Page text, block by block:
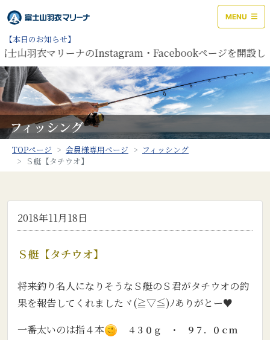
MENU
【本日のお知らせ】
山羽衣マリーナのInstagram・Facebookページを開設しま
フィッシング
TOPページ 会員様専用ページ
フィッシング
Ｓ艇【タチウオ】
2018年11月18日
Ｓ艇【タチウオ】
将来釣り名人になりそうなＳ艇のＳ君がタチウオの釣
果を報告してくれましたヾ(≧▽≦)ﾉありがとー♥
一番太いのは指４本
４３０ｇ ・ ９７．０ｃｍ